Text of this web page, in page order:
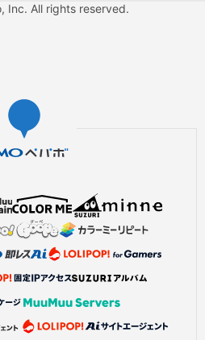
Inc. All rights reserved.